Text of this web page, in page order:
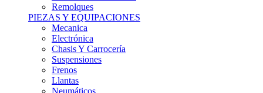
Remolques
PIEZAS Y EQUIPACIONES
Mecanica
Electrónica
Chasis Y Carrocería
Suspensiones
Frenos
Llantas
Neumáticos